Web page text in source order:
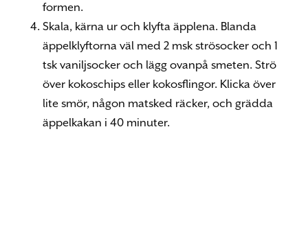
formen.
Skala, kärna ur och klyfta äpplena. Blanda
äppelklyftorna väl med 2 msk strösocker och 1
tsk vaniljsocker och lägg ovanpå smeten. Strö
över kokoschips eller kokosflingor. Klicka över
lite smör, någon matsked räcker, och grädda
äppelkakan i 40 minuter.